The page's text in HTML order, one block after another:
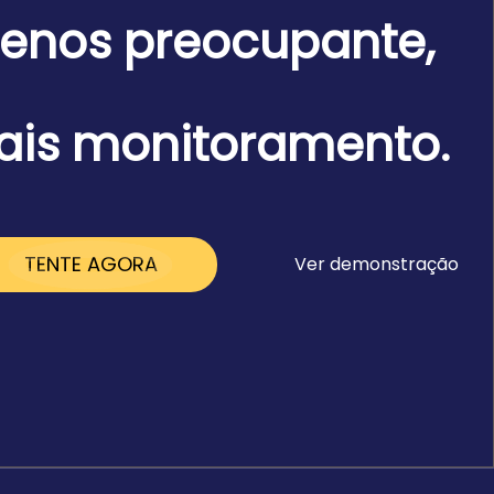
preocupante,
monitoramento.
TENTE AGORA Ver demonstração